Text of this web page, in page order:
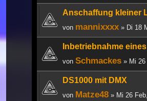
Anschaffung kleiner
von mannixxxx » Di 18
Inbetriebnahme
von Schmackes » Mi 26
DS1000 mit DMX
von Matze48 » Mi 26